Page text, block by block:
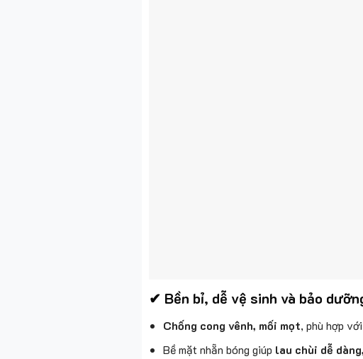
✔ Bền bỉ, dễ vệ sinh và bảo
Chống cong vênh, mối mọt, phù hợp
Bề mặt nhẵn bóng giúp lau chùi dễ